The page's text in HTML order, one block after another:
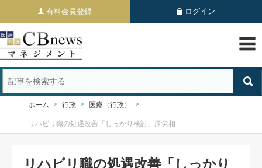
有料会員登録 ログイン
ホーム 行政 医療（行政）
リハビリ職の処遇改善「しっかり検討」厚労相
リハビリ職の処遇改善「しっかり